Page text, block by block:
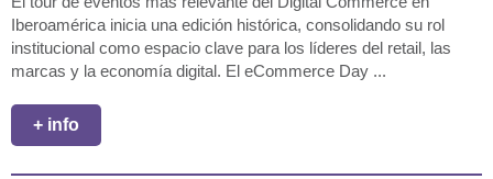
Iberoamérica inicia una edición histórica, consolidando su rol
institucional como espacio clave para los líderes del retail, las
marcas y la economía digital. El eCommerce Day ...
+ info